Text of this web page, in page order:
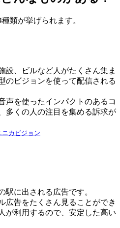
類が挙げられます。
設、ビルなど人がたくさん集ま
のビジョンを使って配信される
声を使ったインパクトのあるコ
多くの人の注目を集める訴求が
ニカビジョン
駅に出される広告です。
広告をたくさん見ることができ
が利用するので、安定した高い